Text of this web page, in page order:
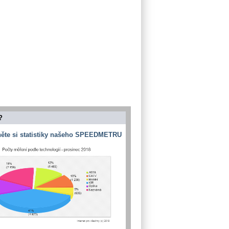
si statistiky našeho SPEEDMETRU